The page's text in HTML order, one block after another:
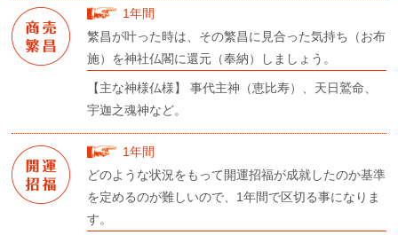
1年間
繁昌が叶った時は、その繁昌に見合った気持ち（お布
施）を神社仏閣に還元（奉納）しましょう。
【主な神様仏様】 事代主神（恵比寿）、天日鷲命、
宇迦之魂神など。
1年間
どのような状況をもって開運招福が成就したのか基準
を定めるのが難しいので、1年間で区切る事になりま
す。